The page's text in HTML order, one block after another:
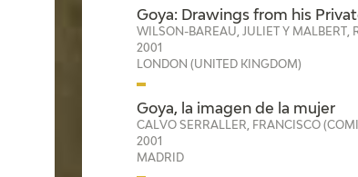
Goya: Drawings from his
WILSON-BAREAU, JULIET Y MALBERT,
2001
LONDON (UNITED KINGDOM)
Goya, la imagen de la mujer
CALVO SERRALLER, FRANCISCO
2001
MADRID